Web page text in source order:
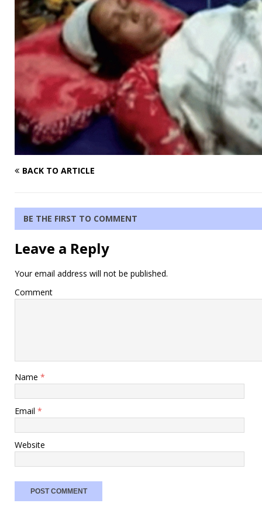
BACK TO ARTICLE
BE THE FIRST TO COMMENT
Leave a Reply
Your email address will not be published.
Comment
Name *
Email *
Website